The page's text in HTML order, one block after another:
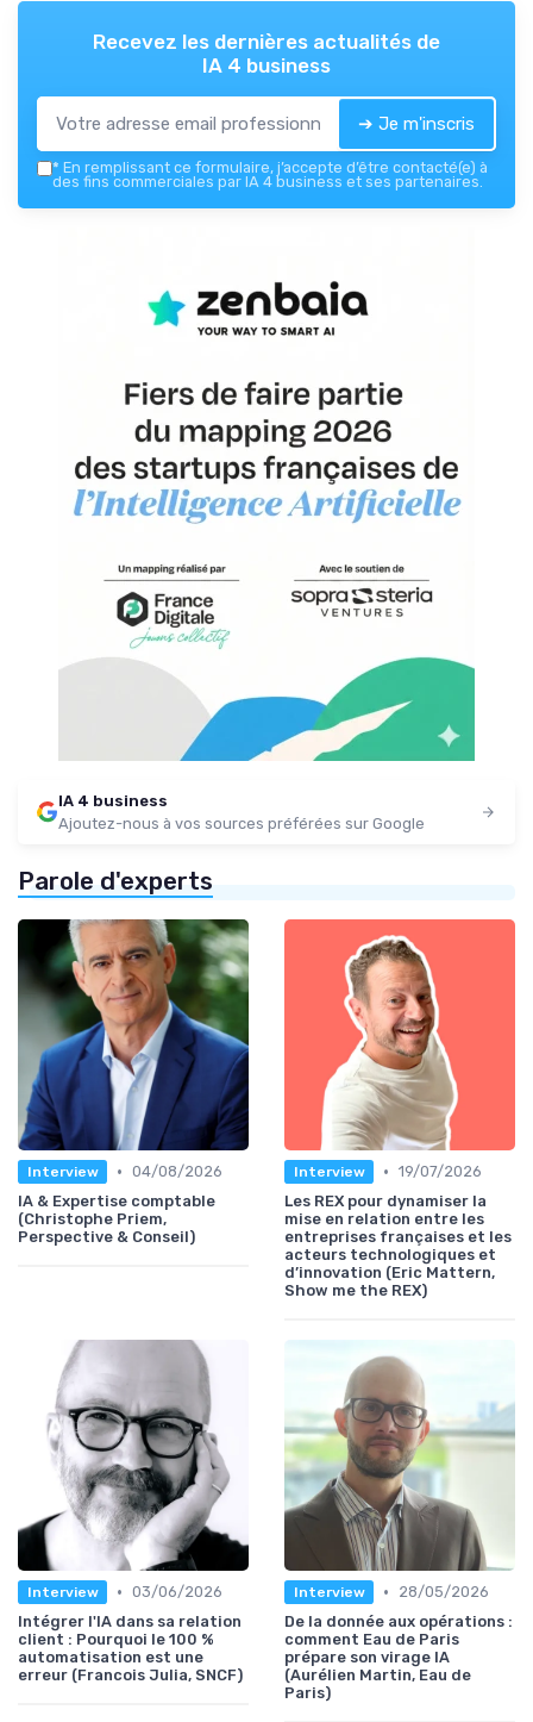
Recevez les dernières actualités de
IA 4 business
➔ Je m'inscris
* En remplissant ce formulaire, j’accepte d’être contacté(e) à
des fins commerciales par IA 4 business et ses partenaires.
IA 4 business
Ajoutez-nous à vos sources préférées sur Google
Parole d'experts
Interview • 04/08/2026
IA & Expertise comptable
(Christophe Priem,
Perspective & Conseil)
Interview • 19/07/2026
Les REX pour dynamiser la
mise en relation entre les
entreprises françaises et les
acteurs technologiques et
d’innovation (Eric Mattern,
Show me the REX)
Interview • 03/06/2026
Intégrer l'IA dans sa relation
client : Pourquoi le 100 %
automatisation est une
erreur (Francois Julia, SNCF)
Interview •
28/05/2026
De la donnée aux opérations :
comment Eau de Paris
prépare son virage IA
(Aurélien Martin, Eau de
Paris)